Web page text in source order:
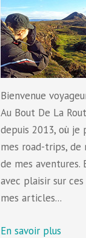
Bienvenue
Au Bout De La
depuis 2013, où
mes road-trips, de
de mes aventures.
avec plaisir sur
mes articles...
En savoir plus